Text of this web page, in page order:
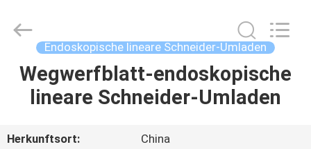
HAUS
LTD.
Endoskopische lineare Schneider-Umladen
Wegwerfblatt-endoskopische
lineare Schneider-Umladen
Herkunftsort:
China